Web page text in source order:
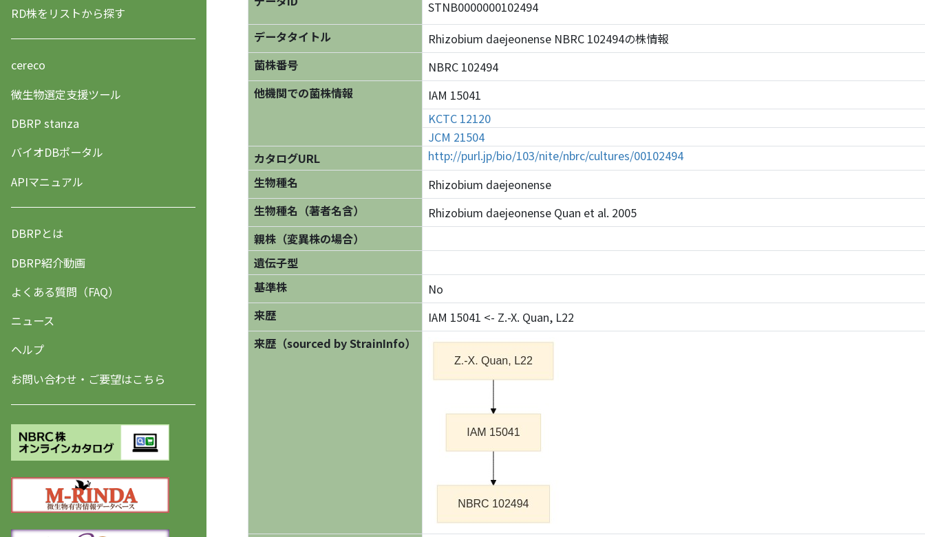
RD株をリストから探す
cereco
微生物選定支援ツール
DBRP stanza
バイオDBポータル
APIマニュアル
DBRPとは
DBRP紹介動画
よくある質問（FAQ）
ニュース
ヘルプ
お問い合わせ・ご要望はこちら
STNB0000000102494
データタイトル
Rhizobium daejeonense NBRC 102494の株情報
菌株番号
NBRC 102494
他機関での菌株情報
IAM 15041
KCTC 12120
JCM 21504
カタログURL
http://purl.jp/bio/103/nite/nbrc/cultures/00102494
生物種名
Rhizobium daejeonense
生物種名（著者名含）
Rhizobium daejeonense Quan et al. 2005
親株（変異株の場合）
遺伝子型
基準株
No
来歴
IAM 15041 <- Z.-X. Quan, L22
来歴（sourced by StrainInfo）